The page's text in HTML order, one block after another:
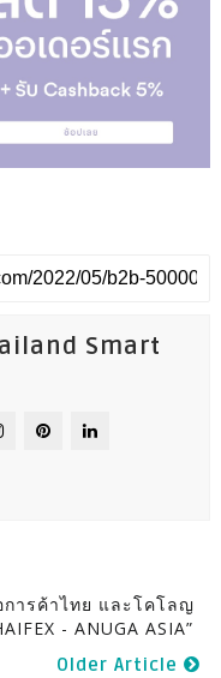
Smart
การค้าไทย และโคโลญ
- ANUGA ASIA”
Older Article